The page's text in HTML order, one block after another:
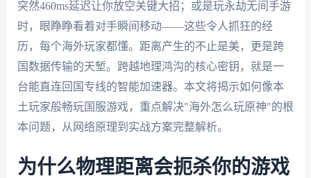
突然460ms延迟让你放空关键大招；或是玩永劫无间手游
时，眼睁睁看着对手瞬间移动——这些令人抓狂的经
历，每个海外玩家都懂。距离产生的不止是美，更是跨
国数据传输的天堑。跨越地理鸿沟的核心密钥，就是一
台能直连回国专线的智能加速器。本文将揭示如何像本
土玩家般畅玩国服游戏，重点解决"海外怎么玩原神"的根
本问题，从网络原理到实战方案完整解析。
为什么物理距离会扼杀你的游戏